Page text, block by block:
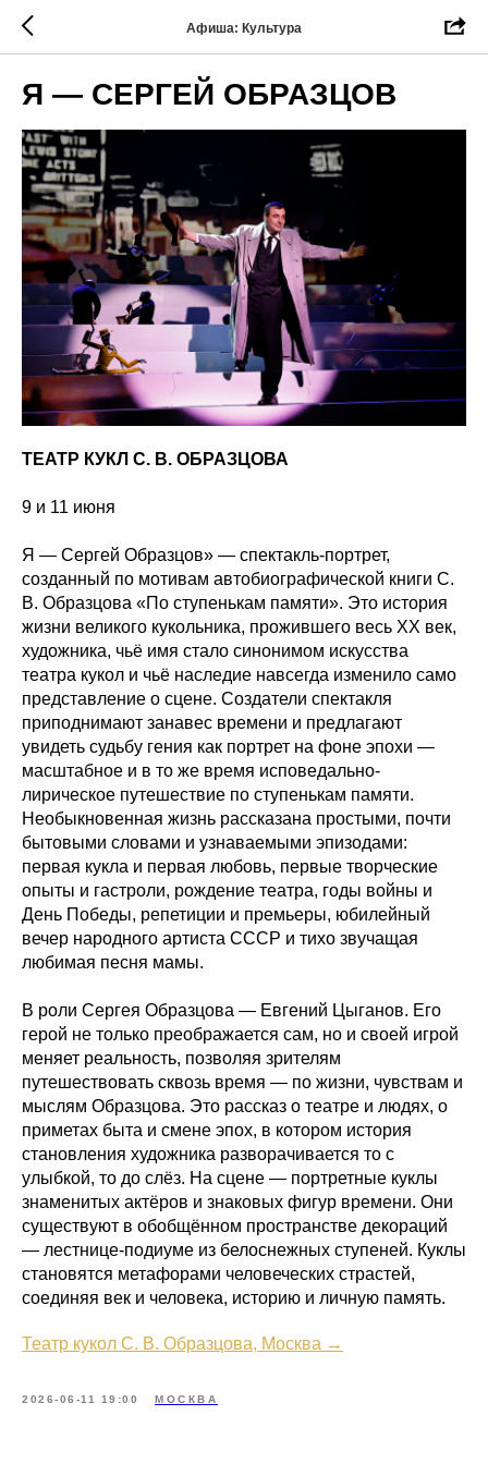
Афиша: Культура
Я — СЕРГЕЙ ОБРАЗЦОВ
ТЕАТР КУКЛ С. В. ОБРАЗЦОВА
9 и 11 июня
Я — Сергей Образцов» — спектакль-портрет,
созданный по мотивам автобиографической книги С.
В. Образцова «По ступенькам памяти». Это история
жизни великого кукольника, прожившего весь ХХ век,
художника, чьё имя стало синонимом искусства
театра кукол и чьё наследие навсегда изменило само
представление о сцене. Создатели спектакля
приподнимают занавес времени и предлагают
увидеть судьбу гения как портрет на фоне эпохи —
масштабное и в то же время исповедально-
лирическое путешествие по ступенькам памяти.
Необыкновенная жизнь рассказана простыми, почти
бытовыми словами и узнаваемыми эпизодами:
первая кукла и первая любовь, первые творческие
опыты и гастроли, рождение театра, годы войны и
День Победы, репетиции и премьеры, юбилейный
вечер народного артиста СССР и тихо звучащая
любимая песня мамы.
В роли Сергея Образцова — Евгений Цыганов. Его
герой не только преображается сам, но и своей игрой
меняет реальность, позволяя зрителям
путешествовать сквозь время — по жизни, чувствам и
мыслям Образцова. Это рассказ о театре и людях, о
приметах быта и смене эпох, в котором история
становления художника разворачивается то с
улыбкой, то до слёз. На сцене — портретные куклы
знаменитых актёров и знаковых фигур времени. Они
существуют в обобщённом пространстве декораций
— лестнице-подиуме из белоснежных ступеней. Куклы
становятся метафорами человеческих страстей,
соединяя век и человека, историю и личную память.
Театр кукол С. В. Образцова, Москва →
2026-06-11 19:00 МОСКВА